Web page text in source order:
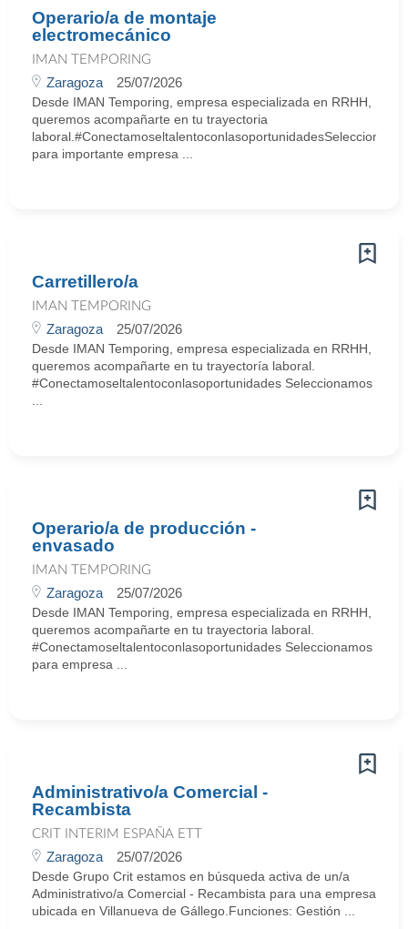
Operario/a de montaje
electromecánico
IMAN TEMPORING
Zaragoza 25/07/2026
Desde IMAN Temporing, empresa especializada en RRHH,
queremos acompañarte en tu trayectoria
para importante empresa ...
Carretillero/a
IMAN TEMPORING
Zaragoza 25/07/2026
Desde IMAN Temporing, empresa especializada en RRHH,
queremos acompañarte en tu trayectoría laboral.
#Conectamoseltalentoconlasoportunidades Seleccionamos
Operario/a de producción -
envasado
IMAN TEMPORING
Zaragoza 25/07/2026
Desde IMAN Temporing, empresa especializada en RRHH,
queremos acompañarte en tu trayectoria laboral.
#Conectamoseltalentoconlasoportunidades Seleccionamos
para empresa ...
Administrativo/a Comercial -
Recambista
CRIT INTERIM ESPAÑA ETT
Zaragoza 25/07/2026
Desde Grupo Crit estamos en búsqueda activa de un/a
Administrativo/a Comercial - Recambista para una empresa
ubicada en Villanueva de Gállego.Funciones: Gestión ...